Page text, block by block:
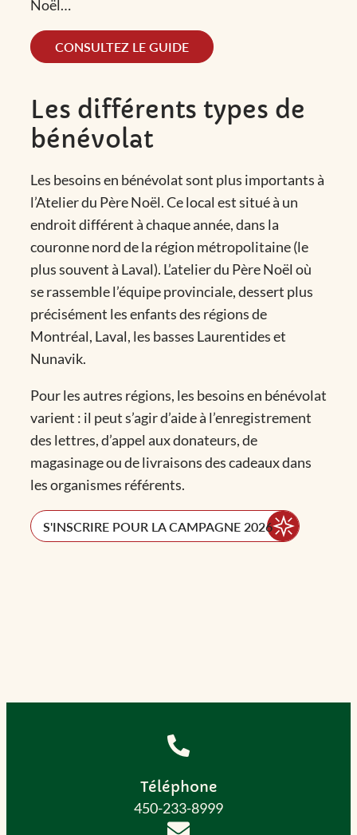
Noël…
CONSULTEZ LE GUIDE
Les différents types de
bénévolat
Les besoins en bénévolat sont plus importants à
l’Atelier du Père Noël. Ce local est situé à un
endroit différent à chaque année, dans la
couronne nord de la région métropolitaine (le
plus souvent à Laval). L’atelier du Père Noël où
se rassemble l’équipe provinciale, dessert plus
précisément les enfants des régions de
Montréal, Laval, les basses Laurentides et
Nunavik.
Pour les autres régions, les besoins en bénévolat
varient : il peut s’agir d’aide à l’enregistrement
des lettres, d’appel aux donateurs, de
magasinage ou de livraisons des cadeaux dans
les organismes référents.
S'INSCRIRE POUR LA CAMPAGNE 2026
Téléphone
450-233-8999